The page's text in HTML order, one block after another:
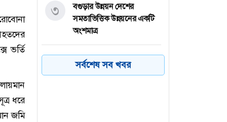
ভর্তি
ধরে
জমি
বগুড়ার উন্নয়ন দেশের
সমতাভিত্তিক উন্নয়নের একটি
অংশমাত্র
৩
রাজধানীতে ডিএমপির অভিযান
: ২৪ ঘণ্টায় গ্রেফতার ৪৮৫
সর্বশেষ সব খবর